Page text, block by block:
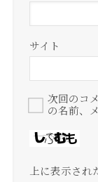
サイト
次回のコ
の名前、
上に表示され